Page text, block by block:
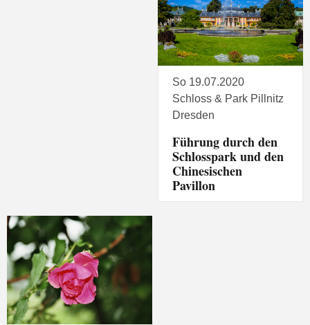
So 19.07.2020
Schloss & Park Pillnitz
Dresden
Führung durch den
Schlosspark und den
Chinesischen
Pavillon